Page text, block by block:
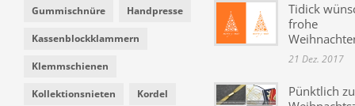
Gummischnüre Handpresse
Kassenblockklammern
Klemmschienen
Kollektionsnieten Kordel
Tidick
frohe
21 Dez. 2017
Pünktlich